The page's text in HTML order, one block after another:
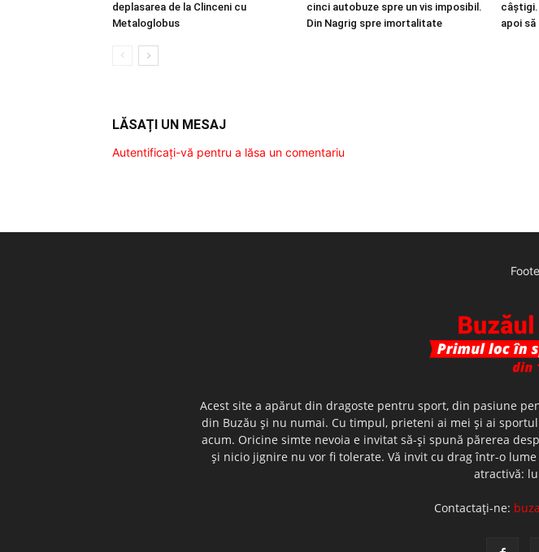
deplasarea de la Clinceni cu
Metaloglobus
cinci autobuze spre un vis imposibil.
Din Nagrig spre imortalitate
apoi să
LĂSAȚI UN MESAJ
Autentificați-vă pentru a lăsa un comentariu
Acest site a apărut din dragoste pentru sport, din pasiune
din Buzău şi nu numai. Cu timpul, prieteni ai mei şi ai
acum. Oricine simte nevoia e invitat să-şi spună părerea
şi nicio jignire nu vor fi tolerate. Vă invit cu drag într-o
atractivă:
Contactați-ne: